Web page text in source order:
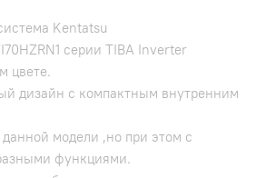
Kentatsu
серии TIBA Inverter
цвете.
дизайн с компактным внутренним
модели ,но при этом с
функциями.